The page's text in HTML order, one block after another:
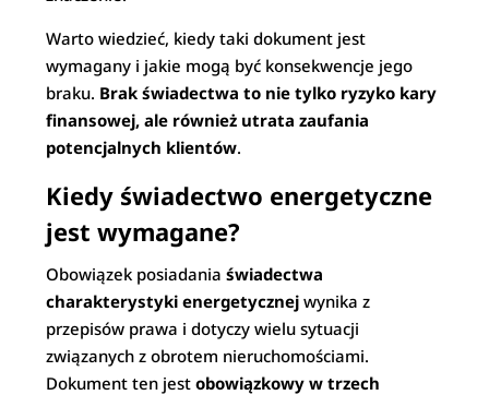
Warto wiedzieć, kiedy taki dokument jest
wymagany i jakie mogą być konsekwencje jego
braku. Brak świadectwa to nie tylko ryzyko kary
finansowej, ale również utrata zaufania
potencjalnych klientów.
Kiedy świadectwo energetyczne
jest wymagane?
Obowiązek posiadaniaświadectwa
charakterystyki energetycznej wynika z
przepisów prawa i dotyczy wielu sytuacji
związanych z obrotem nieruchomościami.
Dokument ten jestobowiązkowy w trzech